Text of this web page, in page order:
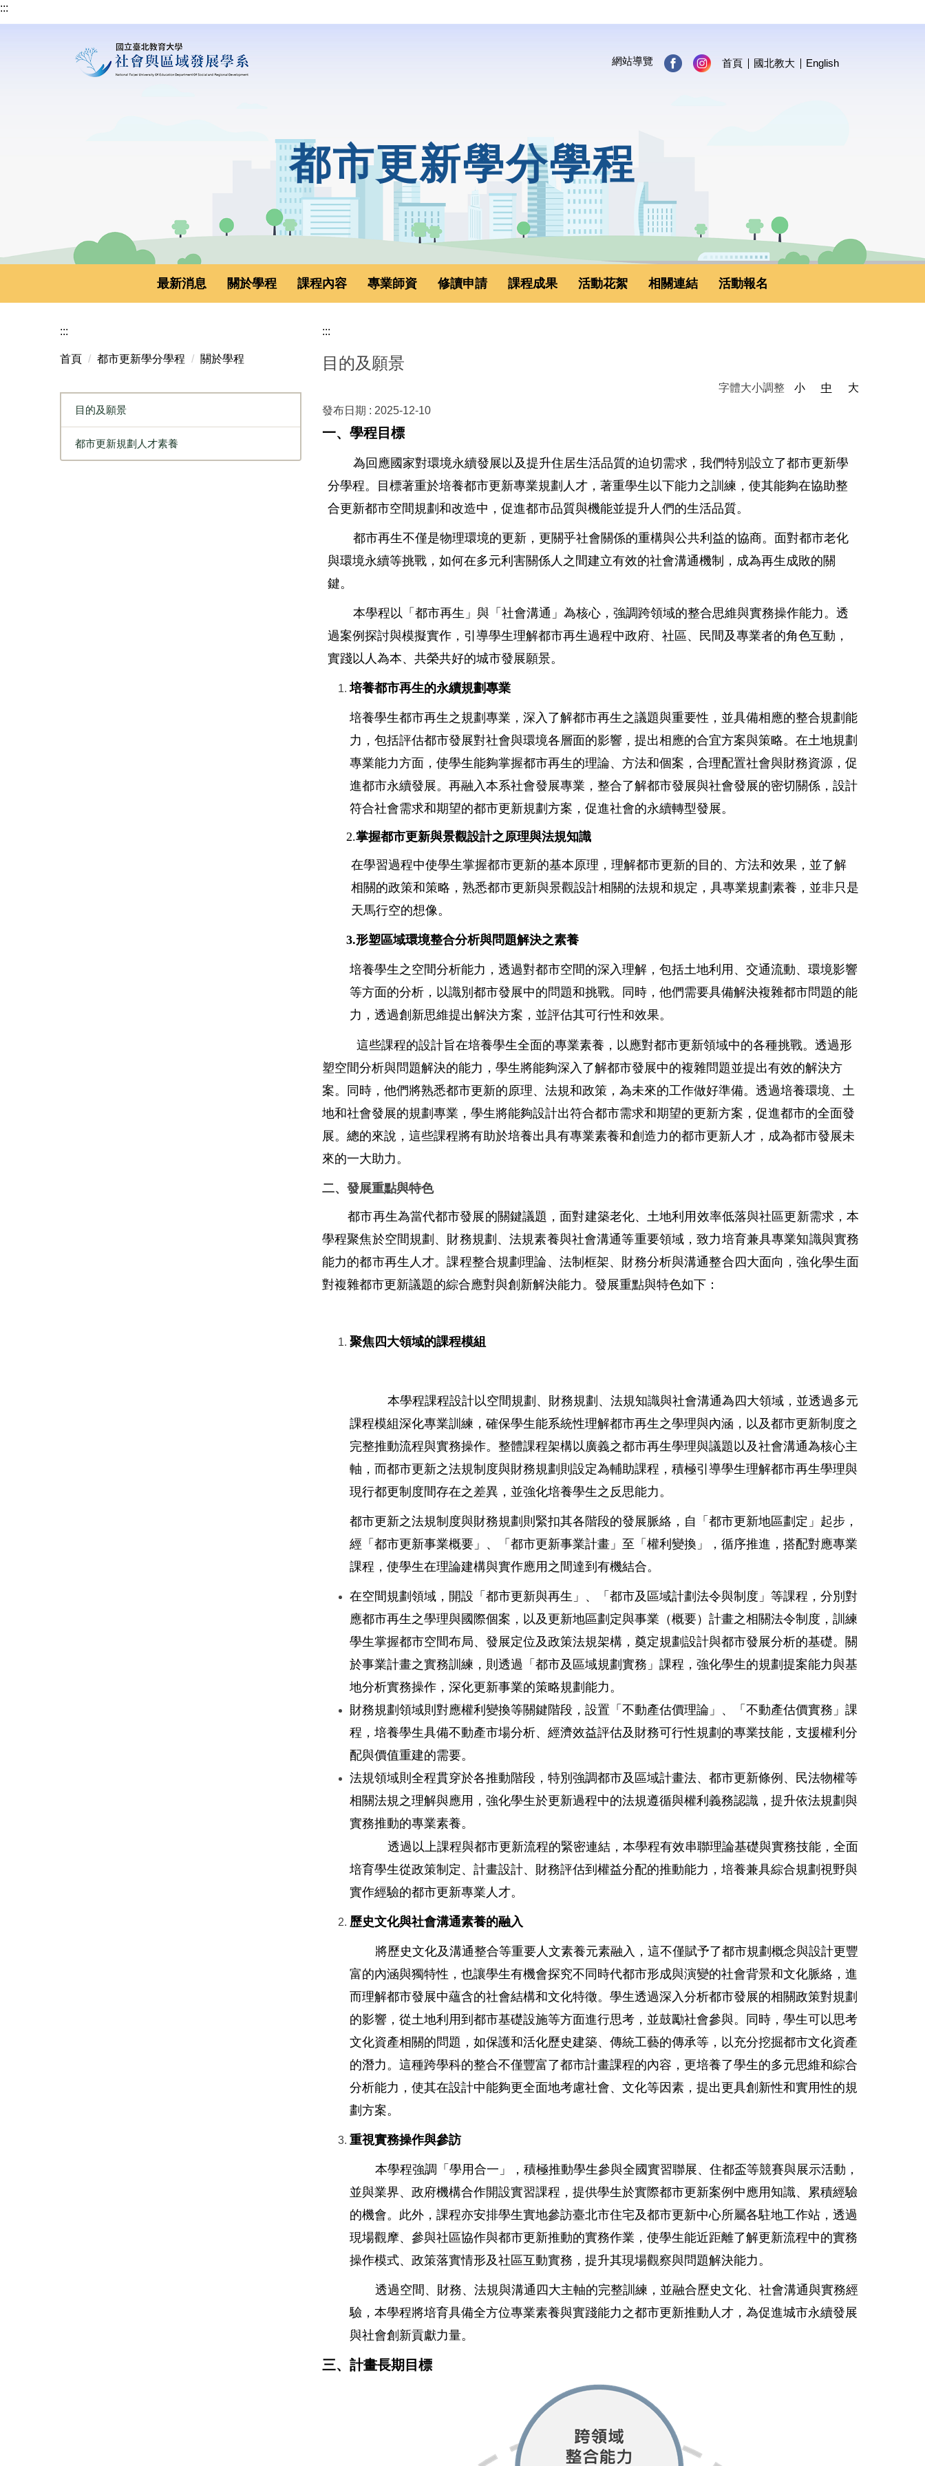
跳
到
:::
網站導覽 首頁 國北教大 English
都市更新學分學程
最新消息 關於學程 課程內容 專業師資 修讀申請 課程成果 活動花絮 相關連結 活動報名
:::
首頁 都市更新學分學程 關於學程
目的及願景
都市更新規劃人才素養
:::
目的及願景
字體大小調整 小 中
大
發布日期 : 2025-12-10
一、學程目標
為回應國家對環境永續發展以及提升住居生活品質的迫切需求，我們特別設立了都市更新學
分學程。目標著重於培養都市更新專業規劃人才，著重學生以下能力之訓練，使其能夠在協助整
合更新都市空間規劃和改造中，促進都市品質與機能並提升人們的生活品質。
都市再生不僅是物理環境的更新，更關乎社會關係的重構與公共利益的協商。面對都市老化
與環境永續等挑戰，如何在多元利害關係人之間建立有效的社會溝通機制，成為再生成敗的關
鍵。
本學程以「都市再生」與「社會溝通」為核心，強調跨領域的整合思維與實務操作能力。透
過案例探討與模擬實作，引導學生理解都市再生過程中政府、社區、民間及專業者的角色互動，
實踐以人為本、共榮共好的城市發展願景。
培養都市再生的永續規劃專業
培養學生都市再生之規劃專業，深入了解都市再生之議題與重要性，並具備相應的整合規劃能
力，包括評估都市發展對社會與環境各層面的影響，提出相應的合宜方案與策略。在土地規劃
專業能力方面，使學生能夠掌握都市再生的理論、方法和個案，合理配置社會與財務資源，促
進都市永續發展。再融入本系社會發展專業，整合了解都市發展與社會發展的密切關係，設計
符合社會需求和期望的都市更新規劃方案，促進社會的永續轉型發展。
2.掌握都市更新與景觀設計之原理與法規知識
在學習過程中使學生掌握都市更新的基本原理，理解都市更新的目的、方法和效果，並了解
相關的政策和策略，熟悉都市更新與景觀設計相關的法規和規定，具專業規劃素養，並非只是
天馬行空的想像。
3.形塑區域環境整合分析與問題解決之素養
培養學生之空間分析能力，透過對都市空間的深入理解，包括土地利用、交通流動、環境影響
等方面的分析，以識別都市發展中的問題和挑戰。同時，他們需要具備解決複雜都市問題的能
力，透過創新思維提出解決方案，並評估其可行性和效果。
這些課程的設計旨在培養學生全面的專業素養，以應對都市更新領域中的各種挑戰。透過形
塑空間分析與問題解決的能力，學生將能夠深入了解都市發展中的複雜問題並提出有效的解決方
案。同時，他們將熟悉都市更新的原理、法規和政策，為未來的工作做好準備。透過培養環境、土
地和社會發展的規劃專業，學生將能夠設計出符合都市需求和期望的更新方案，促進都市的全面發
展。總的來說，這些課程將有助於培養出具有專業素養和創造力的都市更新人才，成為都市發展未
來的一大助力。
二、發展重點與特色
都市再生為當代都市發展的關鍵議題，面對建築老化、土地利用效率低落與社區更新需求，本
學程聚焦於空間規劃、財務規劃、法規素養與社會溝通等重要領域，致力培育兼具專業知識與實務
能力的都市再生人才。課程整合規劃理論、法制框架、財務分析與溝通整合四大面向，強化學生面
對複雜都市更新議題的綜合應對與創新解決能力。發展重點與特色如下：
聚焦四大領域的課程模組
本學程課程設計以空間規劃、財務規劃、法規知識與社會溝通為四大領域，並透過多元
課程模組深化專業訓練，確保學生能系統性理解都市再生之學理與內涵，以及都市更新制度之
完整推動流程與實務操作。整體課程架構以廣義之都市再生學理與議題以及社會溝通為核心主
軸，而都市更新之法規制度與財務規劃則設定為輔助課程，積極引導學生理解都市再生學理與
現行都更制度間存在之差異，並強化培養學生之反思能力。
都市更新之法規制度與財務規劃則緊扣其各階段的發展脈絡，自「都市更新地區劃定」起步，
經「都市更新事業概要」、「都市更新事業計畫」至「權利變換」，循序推進，搭配對應專業
課程，使學生在理論建構與實作應用之間達到有機結合。
在空間規劃領域，開設「都市更新與再生」、「都市及區域計劃法令與制度」等課程，分別對
應都市再生之學理與國際個案，以及更新地區劃定與事業（概要）計畫之相關法令制度，訓練
學生掌握都市空間布局、發展定位及政策法規架構，奠定規劃設計與都市發展分析的基礎。關
於事業計畫之實務訓練，則透過「都市及區域規劃實務」課程，強化學生的規劃提案能力與基
地分析實務操作，深化更新事業的策略規劃能力。
財務規劃領域則對應權利變換等關鍵階段，設置「不動產估價理論」、「不動產估價實務」課
程，培養學生具備不動產市場分析、經濟效益評估及財務可行性規劃的專業技能，支援權利分
配與價值重建的需要。
法規領域則全程貫穿於各推動階段，特別強調都市及區域計畫法、都市更新條例、民法物權等
相關法規之理解與應用，強化學生於更新過程中的法規遵循與權利義務認識，提升依法規劃與
實務推動的專業素養。
透過以上課程與都市更新流程的緊密連結，本學程有效串聯理論基礎與實務技能，全面
培育學生從政策制定、計畫設計、財務評估到權益分配的推動能力，培養兼具綜合規劃視野與
實作經驗的都市更新專業人才。
歷史文化與社會溝通素養的融入
將歷史文化及溝通整合等重要人文素養元素融入，這不僅賦予了都市規劃概念與設計更豐
富的內涵與獨特性，也讓學生有機會探究不同時代都市形成與演變的社會背景和文化脈絡，進
而理解都市發展中蘊含的社會結構和文化特徵。學生透過深入分析都市發展的相關政策對規劃
的影響，從土地利用到都市基礎設施等方面進行思考，並鼓勵社會參與。同時，學生可以思考
文化資產相關的問題，如保護和活化歷史建築、傳統工藝的傳承等，以充分挖掘都市文化資產
的潛力。這種跨學科的整合不僅豐富了都市計畫課程的內容，更培養了學生的多元思維和綜合
分析能力，使其在設計中能夠更全面地考慮社會、文化等因素，提出更具創新性和實用性的規
劃方案。
重視實務操作與參訪
本學程強調「學用合一」，積極推動學生參與全國實習聯展、住都盃等競賽與展示活動，
並與業界、政府機構合作開設實習課程，提供學生於實際都市更新案例中應用知識、累積經驗
的機會。此外，課程亦安排學生實地參訪臺北市住宅及都市更新中心所屬各駐地工作站，透過
現場觀摩、參與社區協作與都市更新推動的實務作業，使學生能近距離了解更新流程中的實務
操作模式、政策落實情形及社區互動實務，提升其現場觀察與問題解決能力。
透過空間、財務、法規與溝通四大主軸的完整訓練，並融合歷史文化、社會溝通與實務經
驗，本學程將培育具備全方位專業素養與實踐能力之都市更新推動人才，為促進城市永續發展
與社會創新貢獻力量。
三、計畫長期目標